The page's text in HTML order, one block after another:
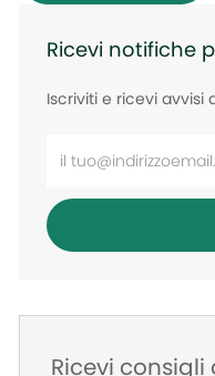
Ricevi notifiche
Iscriviti e ricevi avvisi
Inserisci
e-
mail
Ricevi